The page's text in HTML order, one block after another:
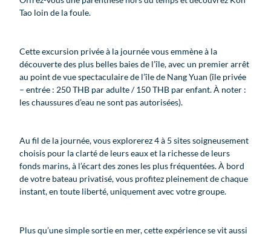
Tao loin de la foule.
Cette excursion privée à la journée vous emmène à la
découverte des plus belles baies de l’île, avec un premier arrêt
au point de vue spectaculaire de l’île de Nang Yuan (île privée
– entrée : 250 THB par adulte / 150 THB par enfant. À noter :
les chaussures d’eau ne sont pas autorisées).
Au fil de la journée, vous explorerez 4 à 5 sites soigneusement
choisis pour la clarté de leurs eaux et la richesse de leurs
fonds marins, à l’écart des zones les plus fréquentées. À bord
de votre bateau privatisé, vous profitez pleinement de chaque
instant, en toute liberté, uniquement avec votre groupe.
Plus qu’une simple sortie en mer, cette expérience se vit aussi